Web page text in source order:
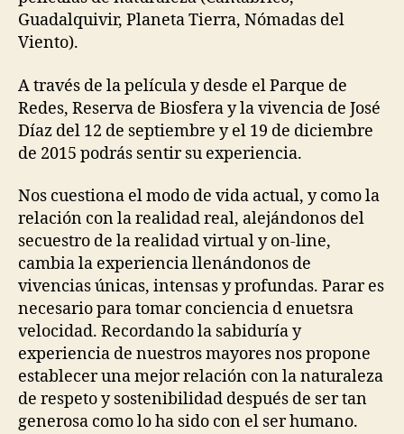
Guadalquivir, Planeta Tierra, Nómadas del
Viento).
A través de la película y desde el Parque de
Redes, Reserva de Biosfera y la vivencia de José
Díaz del 12 de septiembre y el 19 de diciembre
de 2015 podrás sentir su experiencia.
Nos cuestiona el modo de vida actual, y como la
relación con la realidad real, alejándonos del
secuestro de la realidad virtual y on-line,
cambia la experiencia llenándonos de
vivencias únicas, intensas y profundas. Parar es
necesario para tomar conciencia d enuetsra
velocidad. Recordando la sabiduría y
experiencia de nuestros mayores nos propone
establecer una mejor relación con la naturaleza
de respeto y sostenibilidad después de ser tan
generosa como lo ha sido con el ser humano.